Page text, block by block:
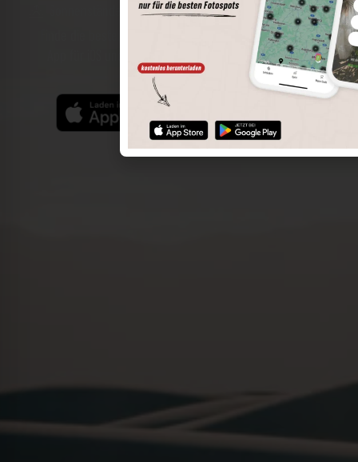
Sonnenstände am Spot
Spotdetails
Filterfunktion
Finde die besten Fotospots noch einfacher mit unserer
App für iOS und Android und genieße einen größeren
Funktionsumfang